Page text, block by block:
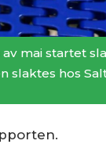
mai startet
slaktes hos